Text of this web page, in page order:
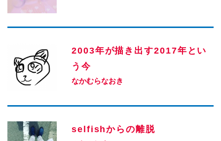
2003年が描き出す2017年とい
う今
なかむらなおき
selfishからの離脱